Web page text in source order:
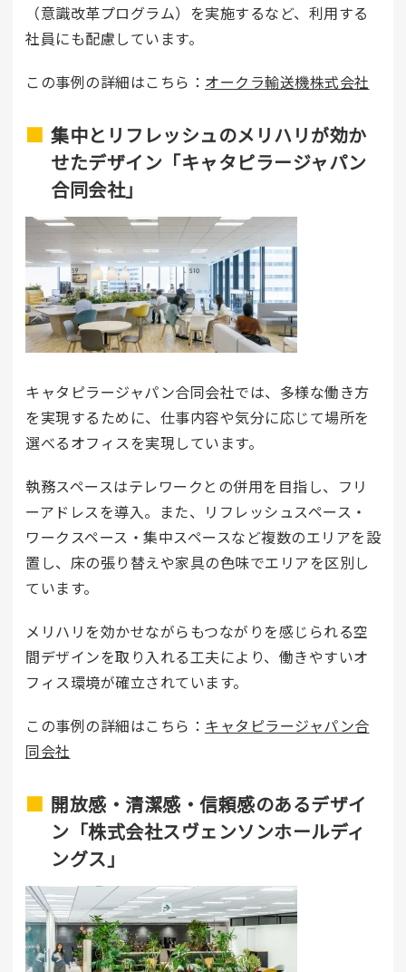
（意識改革プログラム）を実施するなど、利用する
社員にも配慮しています。
この事例の詳細はこちら： オークラ輸送機株式会社
集中とリフレッシュのメリハリが効か
せたデザイン「キャタピラージャパン
合同会社」
キャタピラージャパン合同会社では、多様な働き方
を実現するために、仕事内容や気分に応じて場所を
選べるオフィスを実現しています。
執務スペースはテレワークとの併用を目指し、フリ
ーアドレスを導入。また、リフレッシュスペース・
ワークスペース・集中スペースなど複数のエリアを設
置し、床の張り替えや家具の色味でエリアを区別し
ています。
メリハリを効かせながらもつながりを感じられる空
間デザインを取り入れる工夫により、働きやすいオ
フィス環境が確立されています。
この事例の詳細はこちら： キャタピラージャパン合
同会社
開放感・清潔感・信頼感のあるデザイ
ン「株式会社スヴェンソンホールディ
ングス」